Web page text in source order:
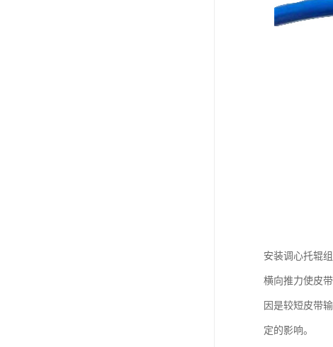
安装调心托辊
横向推力使皮
因是较短皮带
定的影响。